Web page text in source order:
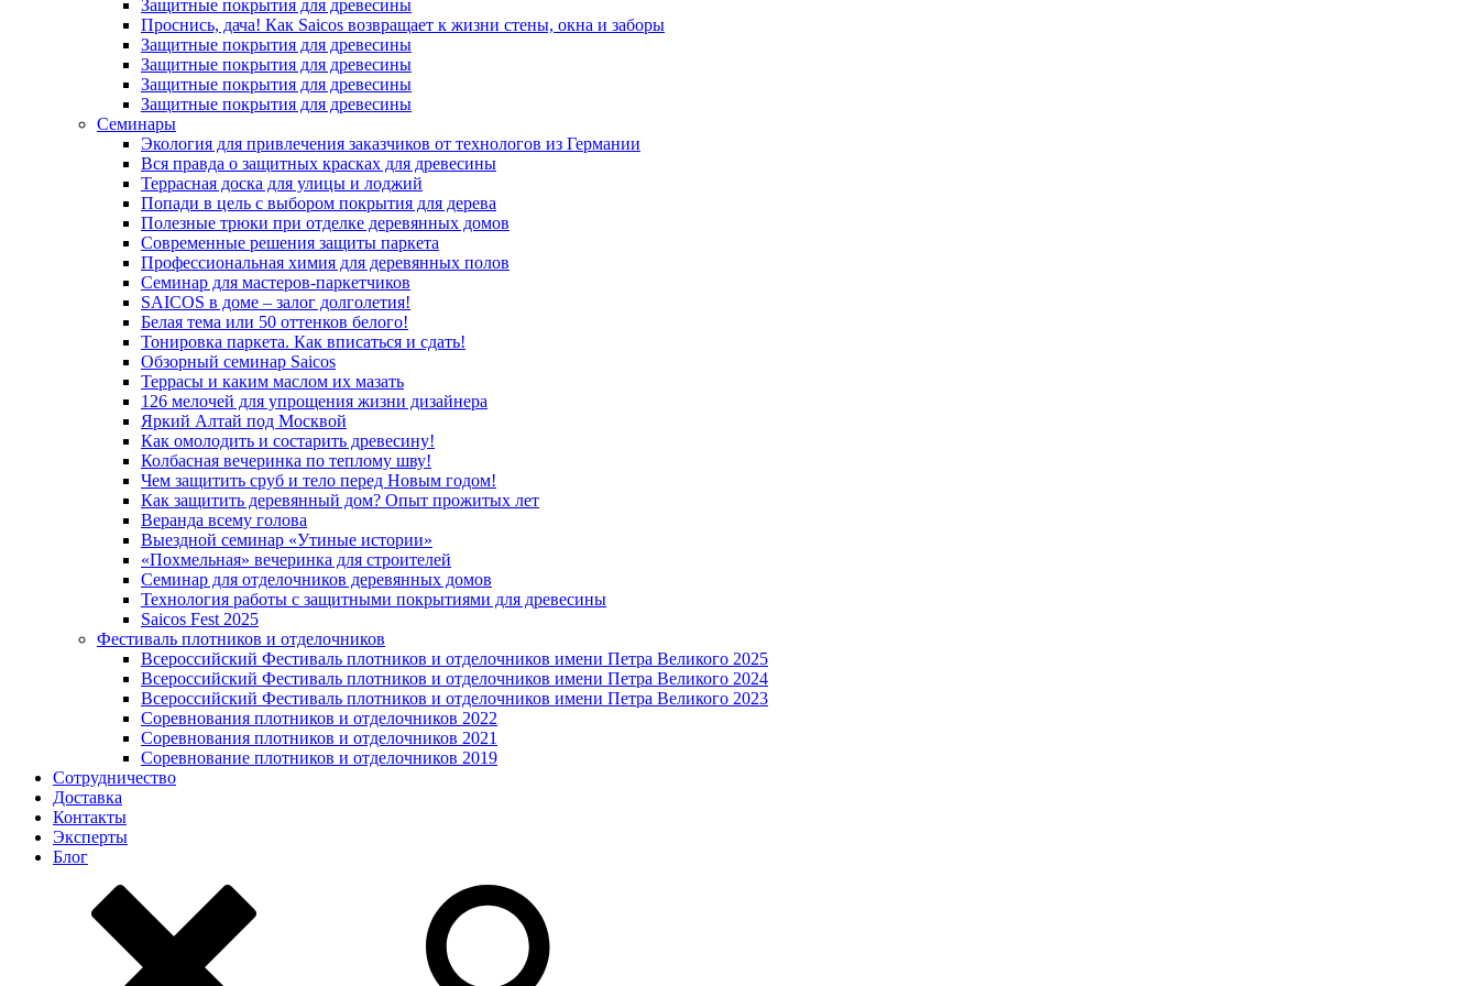
Защитные покрытия для древесины
Проснись, дача! Как Saicos возвращает к жизни стены, окна и заборы
Защитные покрытия для древесины
Защитные покрытия для древесины
Защитные покрытия для древесины
Защитные покрытия для древесины
Семинары
Экология для привлечения заказчиков от технологов из Германии
Вся правда о защитных красках для древесины
Террасная доска для улицы и лоджий
Попади в цель с выбором покрытия для дерева
Полезные трюки при отделке деревянных домов
Современные решения защиты паркета
Профессиональная химия для деревянных полов
Семинар для мастеров-паркетчиков
SAICOS в доме – залог долголетия!
Белая тема или 50 оттенков белого!
Тонировка паркета. Как вписаться и сдать!
Обзорный семинар Saicos
Террасы и каким маслом их мазать
126 мелочей для упрощения жизни дизайнера
Яркий Алтай под Москвой
Как омолодить и состарить древесину!
Колбасная вечеринка по теплому шву!
Чем защитить сруб и тело перед Новым годом!
Как защитить деревянный дом? Опыт прожитых лет
Веранда всему голова
Выездной семинар «Утиные истории»
«Похмельная» вечеринка для строителей
Семинар для отделочников деревянных домов
Технология работы с защитными покрытиями для древесины
Saicos Fest 2025
Фестиваль плотников и отделочников
Всероссийский Фестиваль плотников и отделочников имени Петра Великого 2025
Всероссийский Фестиваль плотников и отделочников имени Петра Великого 2024
Всероссийский Фестиваль плотников и отделочников имени Петра Великого 2023
Соревнования плотников и отделочников 2022
Соревнования плотников и отделочников 2021
Соревнование плотников и отделочников 2019
Сотрудничество
Доставка
Контакты
Эксперты
Блог